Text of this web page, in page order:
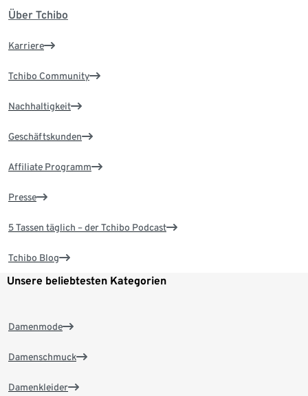
Über Tchibo
Karriere
Tchibo Community
Nachhaltigkeit
Geschäftskunden
Affiliate Programm
Presse
5 Tassen täglich – der Tchibo Podcast
Tchibo Blog
Unsere beliebtesten Kategorien
Damenmode
Damenschmuck
Damenkleider